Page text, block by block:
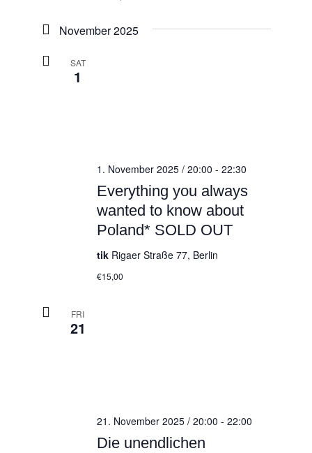
November 2025
SAT
1
Everything you always
wanted to know about
Poland* SOLD OUT
1. November 2025 / 20:00 - 22:30
tik Rigaer Straße 77, Berlin
€15,00
FRI
21
Die unendlichen
21. November 2025 / 20:00 - 22:00